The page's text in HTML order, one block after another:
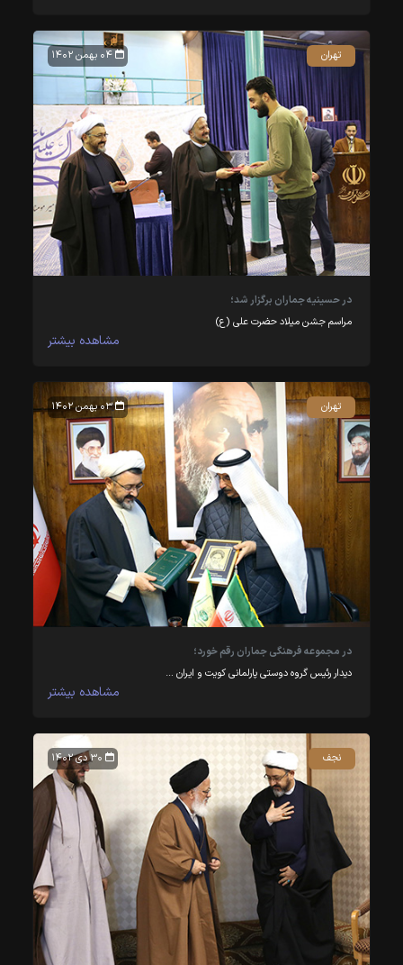
در حسینیه جماران برگزار شد؛
مراسم جشن میلاد حضرت علی (ع)
مشاهده بیشتر
تهران
در مجموعه فرهنگی جماران رقم خورد؛
دیدار رئیس گروه دوستی پارلمانی کویت و ایران …
مشاهده بیشتر
۰۳ بهمن ۱۴۰۲ تهران
نجف